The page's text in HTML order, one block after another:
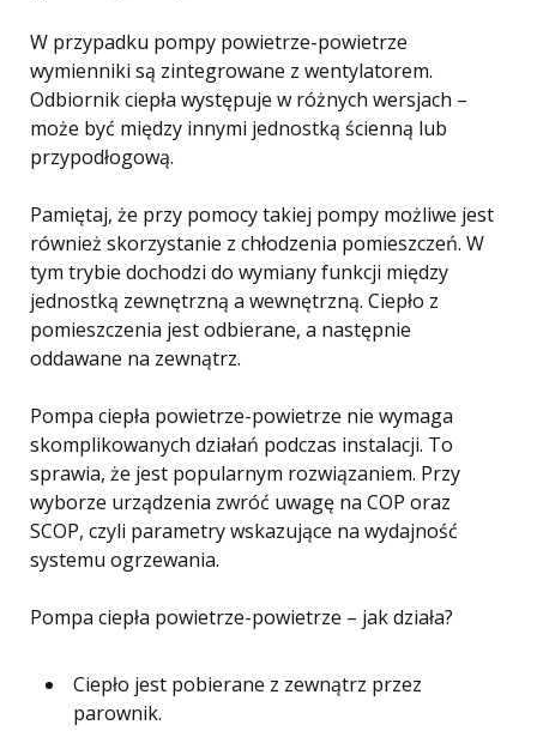
W przypadku pompy powietrze-powietrze
wymienniki są zintegrowane z wentylatorem.
Odbiornik ciepła występuje w różnych wersjach –
może być między innymi jednostką ścienną lub
przypodłogową.
Pamiętaj, że przy pomocy takiej pompy możliwe jest
również skorzystanie z chłodzenia pomieszczeń. W
tym trybie dochodzi do wymiany funkcji między
jednostką zewnętrzną a wewnętrzną. Ciepło z
pomieszczenia jest odbierane, a następnie
oddawane na zewnątrz.
Pompa ciepła powietrze-powietrze nie wymaga
skomplikowanych działań podczas instalacji. To
sprawia, że jest popularnym rozwiązaniem. Przy
wyborze urządzenia zwróć uwagę na COP oraz
SCOP, czyli parametry wskazujące na wydajność
systemu ogrzewania.
Pompa ciepła powietrze-powietrze – jak działa?
Ciepło jest pobierane z zewnątrz przez
parownik.